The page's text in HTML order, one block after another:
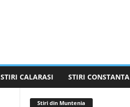
STIRI CALARASI STIRI CONSTANTA
Stiri din Muntenia